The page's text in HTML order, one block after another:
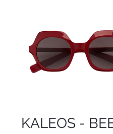
KALEOS -